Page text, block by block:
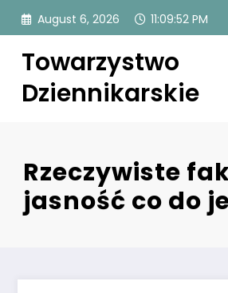
Skip
content
August 6, 2026 11:09:53 PM
Towarzystwo
Dziennikarskie
Rzeczywiste
jasność co do